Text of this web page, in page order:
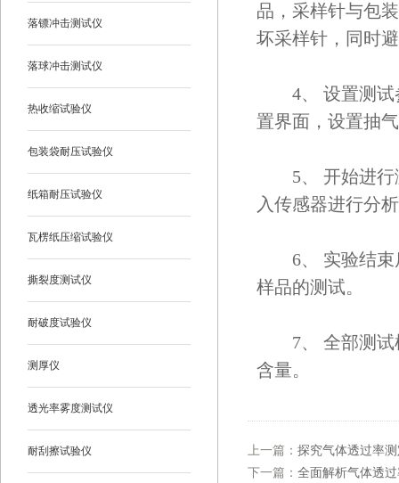
落镖冲击测试仪
落球冲击测试仪
热收缩试验仪
包装袋耐压试验仪
纸箱耐压试验仪
瓦楞纸压缩试验仪
撕裂度测试仪
耐破度试验仪
测厚仪
透光率雾度测试仪
耐刮擦试验仪
品，采样针与包
坏采样针，同时
4、 设置测试
置界面，设置抽
5、 开始进行
入传感器进行分
6、 实验结束
样品的测试。
7、 全部测试样
含量。
上一篇： 探究气体透过率
下一篇： 全面解析气体透